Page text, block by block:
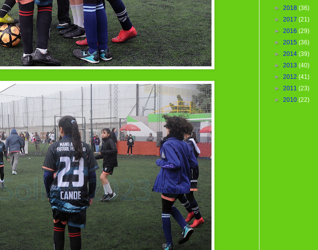
► 2018 (36)
► 2017 (21)
► 2016 (29)
► 2015 (36)
► 2014 (39)
► 2013 (40)
► 2012 (41)
► 2011 (23)
► 2010 (22)